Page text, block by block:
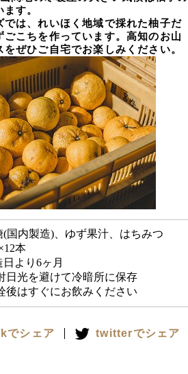
す。
では、れいほく地域で採れた柚子だ
ごこちを作っています。高知のお山
ぜひご自宅でお楽しみください。
(国内製造)、ゆず果汁、はちみつ
本
造日より6ヶ月
日光を避けて冷暗所に保存
ぐにお飲みください
でシェア twitterでシェア